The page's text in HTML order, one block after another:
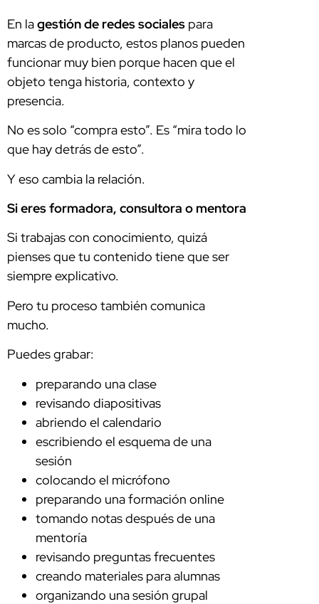
En lagestión de redes sociales para
marcas de producto, estos planos pueden
funcionar muy bien porque hacen que el
objeto tenga historia, contexto y
presencia.
No es solo “compra esto”. Es “mira todo lo
que hay detrás de esto”.
Y eso cambia la relación.
Si eres formadora, consultora o mentora
Si trabajas con conocimiento, quizá
pienses que tu contenido tiene que ser
siempre explicativo.
Pero tu proceso también comunica
mucho.
Puedes grabar:
preparando una clase
revisando diapositivas
abriendo el calendario
escribiendo el esquema de una
sesión
colocando el micrófono
preparando una formación online
tomando notas después de una
mentoría
revisando preguntas frecuentes
creando materiales para alumnas
organizando una sesión grupal